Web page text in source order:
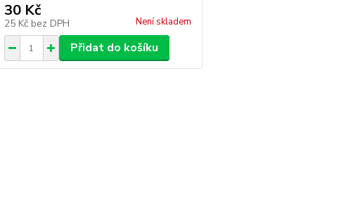
30 Kč
25 Kč bez DPH Není skladem
Přidat do košíku